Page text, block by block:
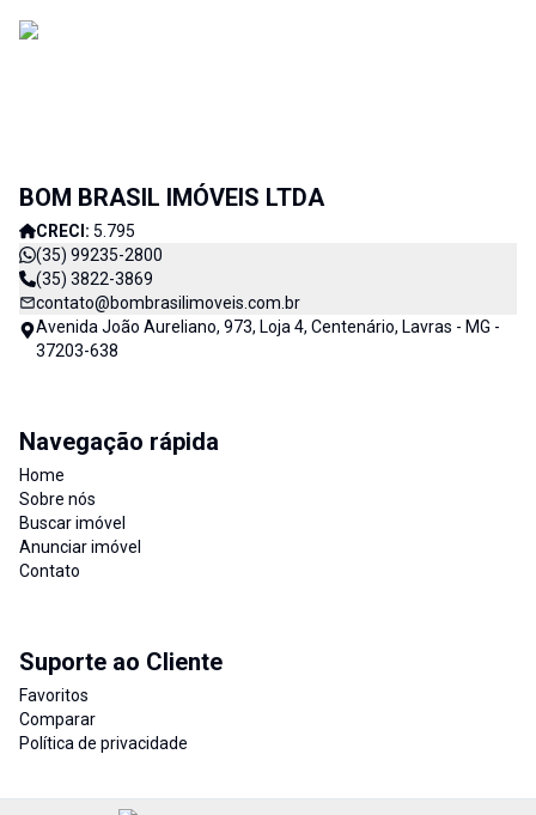
BOM BRASIL IMÓVEIS LTDA
CRECI: 5.795
(35) 99235-2800
(35) 3822-3869
contato@bombrasilimoveis.com.br
Avenida João Aureliano, 973, Loja 4, Centenário, Lavras - MG -
37203-638
Navegação rápida
Home
Sobre nós
Buscar imóvel
Anunciar imóvel
Contato
Suporte ao Cliente
Favoritos
Comparar
Política de privacidade